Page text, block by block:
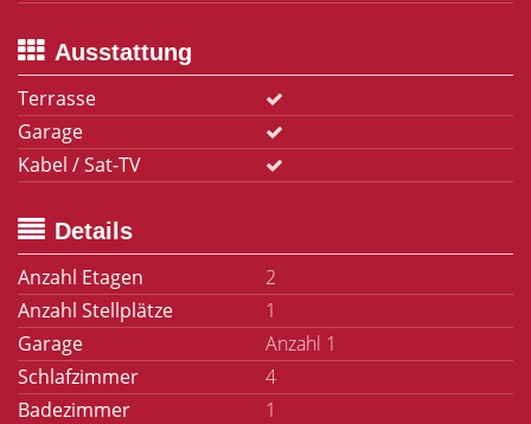
Ausstattung
Terrasse
Garage
Kabel / Sat-TV
Details
Anzahl Etagen
2
Anzahl Stellplätze
1
Garage
Anzahl 1
Schlafzimmer
4
Badezimmer
1